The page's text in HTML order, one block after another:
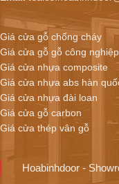
Giá cửa gỗ chống cháy
Giá cửa gỗ gỗ công nghiệp
Giá cửa nhựa composite
Giá cửa nhựa abs hàn
Giá cửa nhựa đài loan
Giá cửa gỗ carbon
Giá cửa thép vân gỗ
Hoabinhdoor -